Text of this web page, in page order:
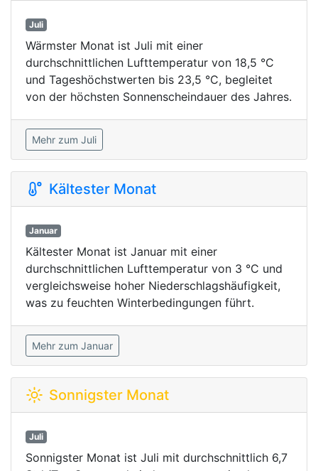
Juli
Wärmster Monat ist Juli mit einer
durchschnittlichen Lufttemperatur von 18,5 °C
und Tageshöchstwerten bis 23,5 °C, begleitet
von der höchsten Sonnenscheindauer des Jahres.
Mehr zum Juli
Kältester Monat
Januar
Kältester Monat ist Januar mit einer
durchschnittlichen Lufttemperatur von 3 °C und
vergleichsweise hoher Niederschlagshäufigkeit,
was zu feuchten Winterbedingungen führt.
Mehr zum Januar
Sonnigster Monat
Juli
Sonnigster Monat ist Juli mit durchschnittlich 6,7